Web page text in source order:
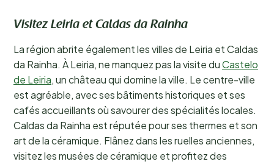
Visitez Leiria et Caldas da Rainha
La région abrite également les villes de Leiria et Caldas
da Rainha. À Leiria, ne manquez pas la visite duCastelo
de Leiria, un château qui domine la ville. Le centre-ville
est agréable, avec ses bâtiments historiques et ses
cafés accueillants où savourer des spécialités locales.
Caldas da Rainha est réputée pour ses thermes et son
art de la céramique. Flânez dans les ruelles anciennes,
visitez les musées de céramique et profitez des